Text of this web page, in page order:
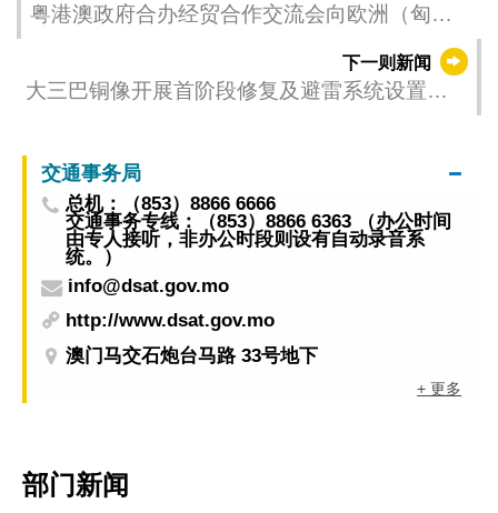
粤港澳政府合办经贸合作交流会向欧洲（匈牙
下一则新闻
大三巴铜像开展首阶段修复及避雷系统设置工
交通事务局
总机：（853）8866 6666
交通事务专线：（853）8866 6363 （办公时间
由专人接听，非办公时段则设有自动录音系
统。）
info@dsat.gov.mo
http://www.dsat.gov.mo
澳门马交石炮台马路 33号地下
+ 更多
部门新闻